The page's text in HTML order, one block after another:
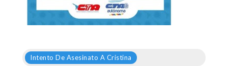
Intento De Asesinato A Cristina